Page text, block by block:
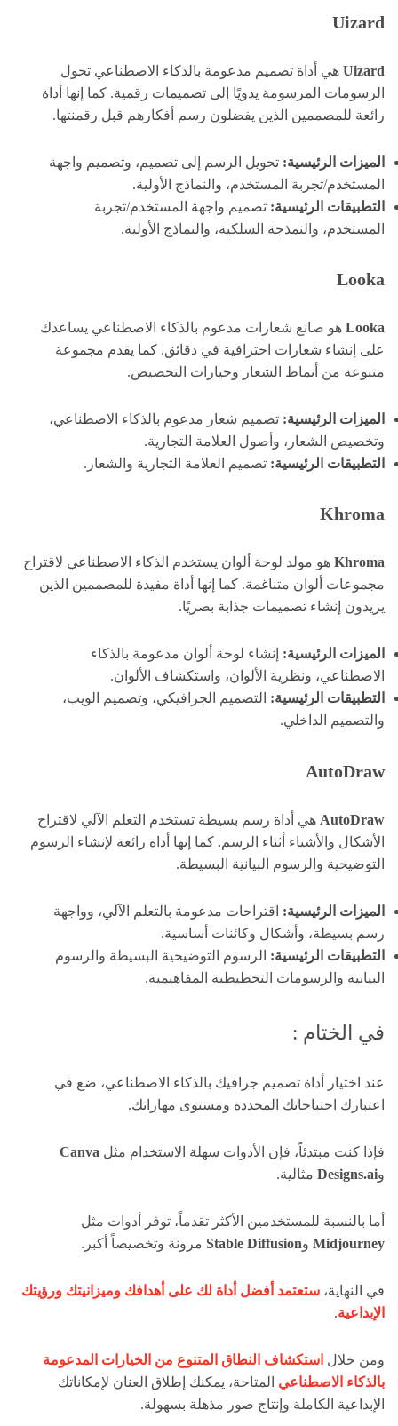
Uizard
Uizard هي أداة تصميم مدعومة بالذكاء الاصطناعي تحول
الرسومات المرسومة يدويًا إلى تصميمات رقمية. كما إنها أداة
رائعة للمصممين الذين يفضلون رسم أفكارهم قبل رقمنتها.
الميزات الرئيسية: تحويل الرسم إلى تصميم، وتصميم واجهة
المستخدم/تجربة المستخدم، والنماذج الأولية.
التطبيقات الرئيسية: تصميم واجهة المستخدم/تجربة
المستخدم، والنمذجة السلكية، والنماذج الأولية.
Looka
Looka هو صانع شعارات مدعوم بالذكاء الاصطناعي يساعدك
على إنشاء شعارات احترافية في دقائق. كما يقدم مجموعة
متنوعة من أنماط الشعار وخيارات التخصيص.
الميزات الرئيسية: تصميم شعار مدعوم بالذكاء الاصطناعي،
وتخصيص الشعار، وأصول العلامة التجارية.
التطبيقات الرئيسية: تصميم العلامة التجارية والشعار.
Khroma
Khroma هو مولد لوحة ألوان يستخدم الذكاء الاصطناعي لاقتراح
مجموعات ألوان متناغمة. كما إنها أداة مفيدة للمصممين الذين
يريدون إنشاء تصميمات جذابة بصريًا.
الميزات الرئيسية: إنشاء لوحة ألوان مدعومة بالذكاء
الاصطناعي، ونظرية الألوان، واستكشاف الألوان.
التطبيقات الرئيسية: التصميم الجرافيكي، وتصميم الويب،
والتصميم الداخلي.
AutoDraw
AutoDraw هي أداة رسم بسيطة تستخدم التعلم الآلي لاقتراح
الأشكال والأشياء أثناء الرسم. كما إنها أداة رائعة لإنشاء الرسوم
التوضيحية والرسوم البيانية البسيطة.
الميزات الرئيسية: اقتراحات مدعومة بالتعلم الآلي، وواجهة
رسم بسيطة، وأشكال وكائنات أساسية.
التطبيقات الرئيسية: الرسوم التوضيحية البسيطة والرسوم
البيانية والرسومات التخطيطية المفاهيمية.
في الختام :
عند اختيار أداة تصميم جرافيك بالذكاء الاصطناعي، ضع في
اعتبارك احتياجاتك المحددة ومستوى مهاراتك.
فإذا كنت مبتدئاً، فإن الأدوات سهلة الاستخدام مثل Canva
وDesigns.ai مثالية.
أما بالنسبة للمستخدمين الأكثر تقدماً، توفر أدوات مثل
Midjourney وStable Diffusion مرونة وتخصيصاً أكبر.
في النهاية، ستعتمد أفضل أداة لك على أهدافك وميزانيتك ورؤيتك
الإبداعية.
ومن خلال استكشاف النطاق المتنوع من الخيارات المدعومة
بالذكاء الاصطناعي المتاحة، يمكنك إطلاق العنان لإمكاناتك
الإبداعية الكاملة وإنتاج صور مذهلة بسهولة.